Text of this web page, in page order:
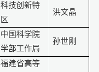
科技创新特
区
洪文晶
中国科学院
学部工作局
孙世刚
福建省高等